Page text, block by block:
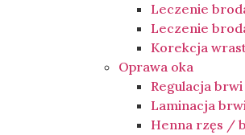
Leczenie
Leczenie
Korekcja
Oprawa oka
Regulacja brwi
Laminacja
Henna rzęs /